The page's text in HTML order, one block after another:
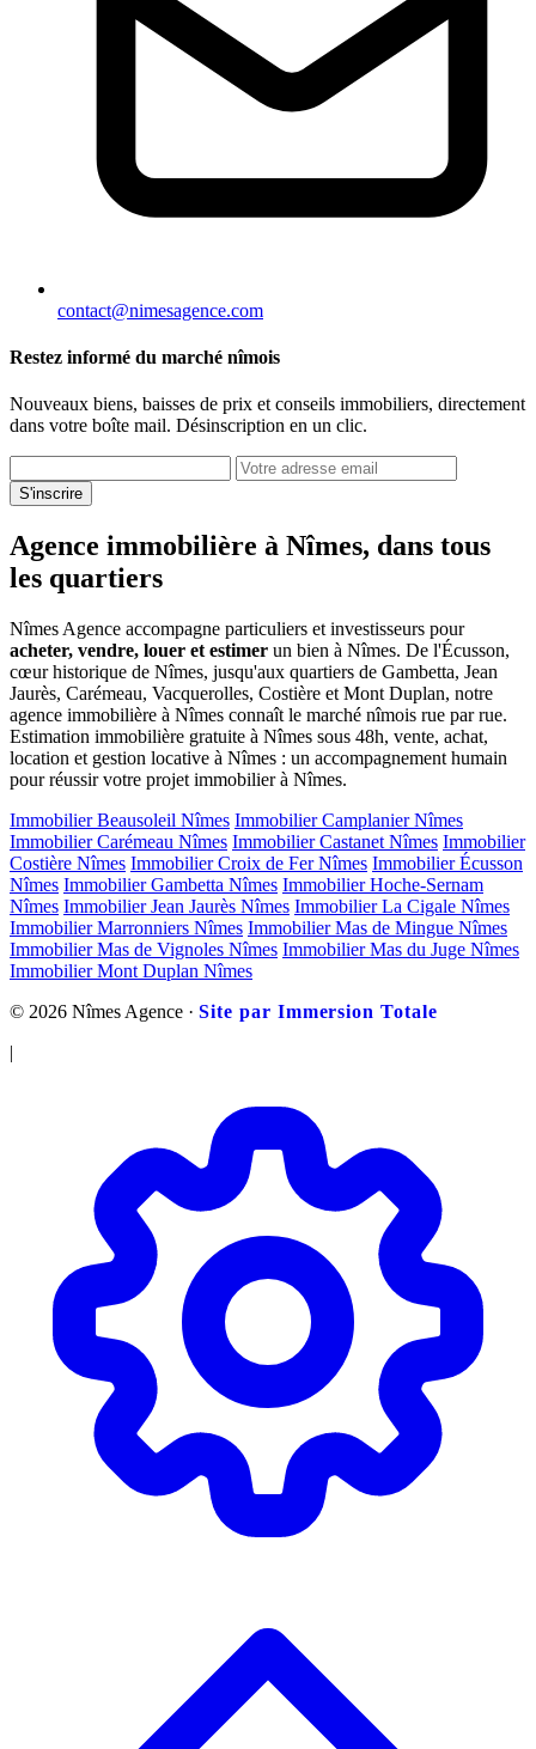
contact@nimesagence.com
Restez informé du marché nîmois
Nouveaux biens, baisses de prix et conseils immobiliers, directement
dans votre boîte mail. Désinscription en un clic.
S'inscrire
Agence immobilière à Nîmes, dans tous
les quartiers
Nîmes Agence accompagne particuliers et investisseurs pour
acheter, vendre, louer et estimer un bien à Nîmes. De l'Écusson,
cœur historique de Nîmes, jusqu'aux quartiers de Gambetta, Jean
Jaurès, Carémeau, Vacquerolles, Costière et Mont Duplan, notre
agence immobilière à Nîmes connaît le marché nîmois rue par rue.
Estimation immobilière gratuite à Nîmes sous 48h, vente, achat,
location et gestion locative à Nîmes : un accompagnement humain
pour réussir votre projet immobilier à Nîmes.
Immobilier Beausoleil Nîmes Immobilier Camplanier Nîmes
Immobilier Carémeau Nîmes Immobilier Castanet Nîmes Immobilier
Costière Nîmes Immobilier Croix de Fer Nîmes Immobilier Écusson
Nîmes Immobilier Gambetta Nîmes Immobilier Hoche-Sernam
Nîmes Immobilier Jean Jaurès Nîmes Immobilier La Cigale Nîmes
Immobilier Marronniers Nîmes Immobilier Mas de Mingue Nîmes
Immobilier Mas de Vignoles Nîmes Immobilier Mas du Juge Nîmes
Immobilier Mont Duplan Nîmes
© 2026 Nîmes Agence · Site par Immersion Totale
|